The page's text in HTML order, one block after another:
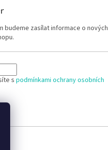
budeme zasílat informace o nových
spodmínkami ochrany osobních